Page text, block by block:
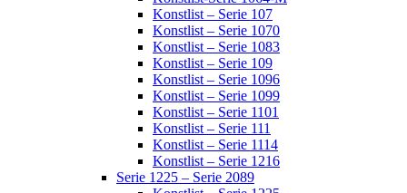
Konstlist – Serie 107
Konstlist – Serie 1070
Konstlist – Serie 1083
Konstlist – Serie 109
Konstlist – Serie 1096
Konstlist – Serie 1099
Konstlist – Serie 1101
Konstlist – Serie 111
Konstlist – Serie 1114
Konstlist – Serie 1216
Serie 1225 – Serie 2089